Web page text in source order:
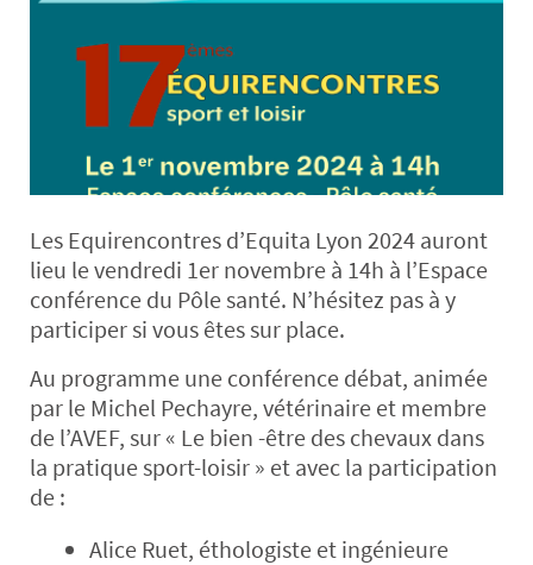
Les Equirencontres d’Equita Lyon 2024 auront
lieu le vendredi 1er novembre à 14h à l’Espace
conférence du Pôle santé. N’hésitez pas à y
participer si vous êtes sur place.
Au programme une conférence débat, animée
par le Michel Pechayre, vétérinaire et membre
de l’AVEF, sur « Le bien -être des chevaux dans
la pratique sport-loisir » et avec la participation
de :
Alice Ruet, éthologiste et ingénieure